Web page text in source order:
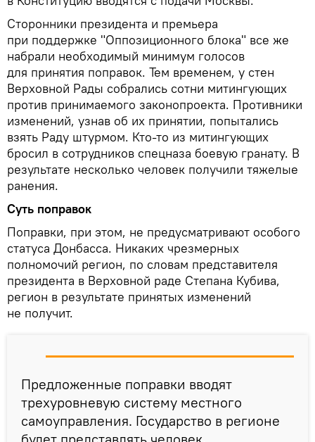
Сторонники президента и премьера
при поддержке "Оппозиционного блока" все же
набрали необходимый минимум голосов
для принятия поправок. Тем временем, у стен
Верховной Рады собрались сотни митингующих
против принимаемого законопроекта. Противники
изменений, узнав об их принятии, попытались
взять Раду штурмом. Кто-то из митингующих
бросил в сотрудников спецназа боевую гранату. В
результате несколько человек получили тяжелые
ранения.
Суть поправок
Поправки, при этом, не предусматривают особого
статуса Донбасса. Никаких чрезмерных
полномочий регион, по словам представителя
президента в Верховной раде Степана Кубива,
регион в результате принятых изменений
не получит.
Предложенные поправки вводят
трехуровневую систему местного
самоуправления. Государство в регионе